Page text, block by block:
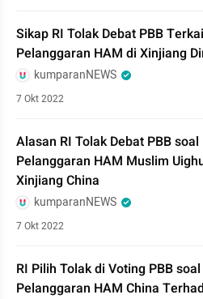
Sikap RI Tolak Debat PBB
Pelanggaran HAM di Xinjiang
kumparanNEWS
7 Okt 2022
Alasan RI Tolak Debat PBB soal
Pelanggaran HAM Muslim
Xinjiang China
kumparanNEWS
7 Okt 2022
RI Pilih Tolak di Voting PBB
Pelanggaran HAM China